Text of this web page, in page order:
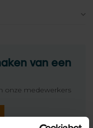
van een
onze medewerkers